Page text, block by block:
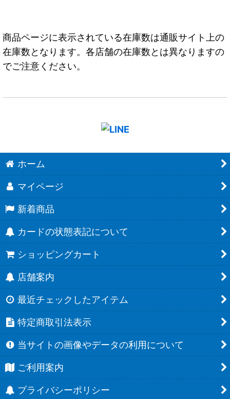
商品ページに表示されている在庫数は通販サイト上の
在庫数となります。各店舗の在庫数とは異なりますの
でご注意ください。
ホーム
マイページ
新着商品
カードの状態表記について
ショッピングカート
店舗案内
最近チェックしたアイテム
特定商取引法表示
当サイトの画像やデータの利用について
ご利用案内
プライバシーポリシー